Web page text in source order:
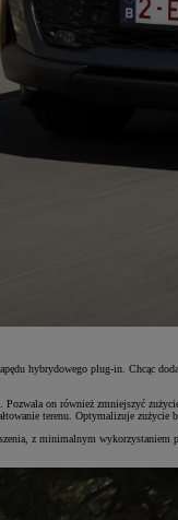
hybrydowego plug-in. Chcąc
on również zmniejszyć
terenu. Optymalizuje
z minimalnym